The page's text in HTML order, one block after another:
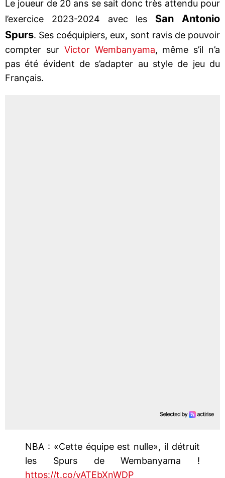
Le joueur de 20 ans se sait donc très attendu pour
l’exercice 2023-2024 avec les San Antonio
Spurs. Ses coéquipiers, eux, sont ravis de pouvoir
compter sur Victor Wembanyama, même s’il n’a
pas été évident de s’adapter au style de jeu du
Français.
NBA : «Cette équipe est nulle», il détruit
les Spurs de Wembanyama !
https://t.co/yATEbXnWDP